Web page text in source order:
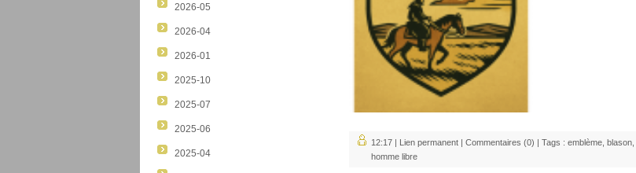
2026-05
2026-04
2026-01
2025-10
2025-07
2025-06
2025-04
12:17 | Lien permanent | Commentaires (0) | Tags : emblème blason
homme libre